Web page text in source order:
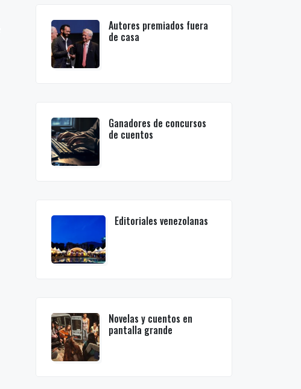
Autores premiados fuera
de casa
Ganadores de concursos
de cuentos
Editoriales venezolanas
Novelas y cuentos en
pantalla grande